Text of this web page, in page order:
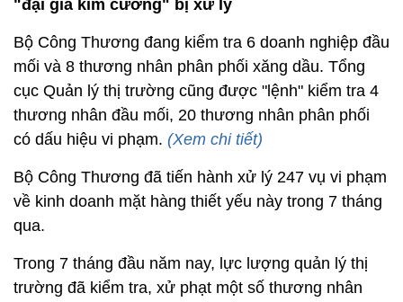
"đại gia kim cương" bị xử lý
Bộ Công Thương đang kiểm tra 6 doanh nghiệp đầu
mối và 8 thương nhân phân phối xăng dầu. Tổng
cục Quản lý thị trường cũng được "lệnh" kiểm tra 4
thương nhân đầu mối, 20 thương nhân phân phối
có dấu hiệu vi phạm. (Xem chi tiết)
Bộ Công Thương đã tiến hành xử lý 247 vụ vi phạm
về kinh doanh mặt hàng thiết yếu này trong 7 tháng
qua.
Trong 7 tháng đầu năm nay, lực lượng quản lý thị
trường đã kiểm tra, xử phạt một số thương nhân